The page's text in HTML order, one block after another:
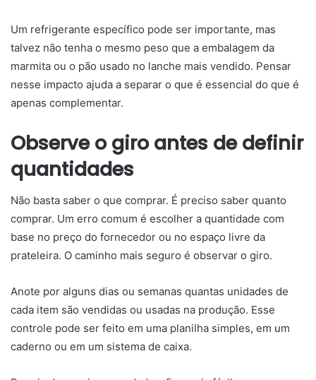
Um refrigerante específico pode ser importante, mas
talvez não tenha o mesmo peso que a embalagem da
marmita ou o pão usado no lanche mais vendido. Pensar
nesse impacto ajuda a separar o que é essencial do que é
apenas complementar.
Observe o giro antes de definir
quantidades
Não basta saber o que comprar. É preciso saber quanto
comprar. Um erro comum é escolher a quantidade com
base no preço do fornecedor ou no espaço livre da
prateleira. O caminho mais seguro é observar o giro.
Anote por alguns dias ou semanas quantas unidades de
cada item são vendidas ou usadas na produção. Esse
controle pode ser feito em uma planilha simples, em um
caderno ou em um sistema de caixa.